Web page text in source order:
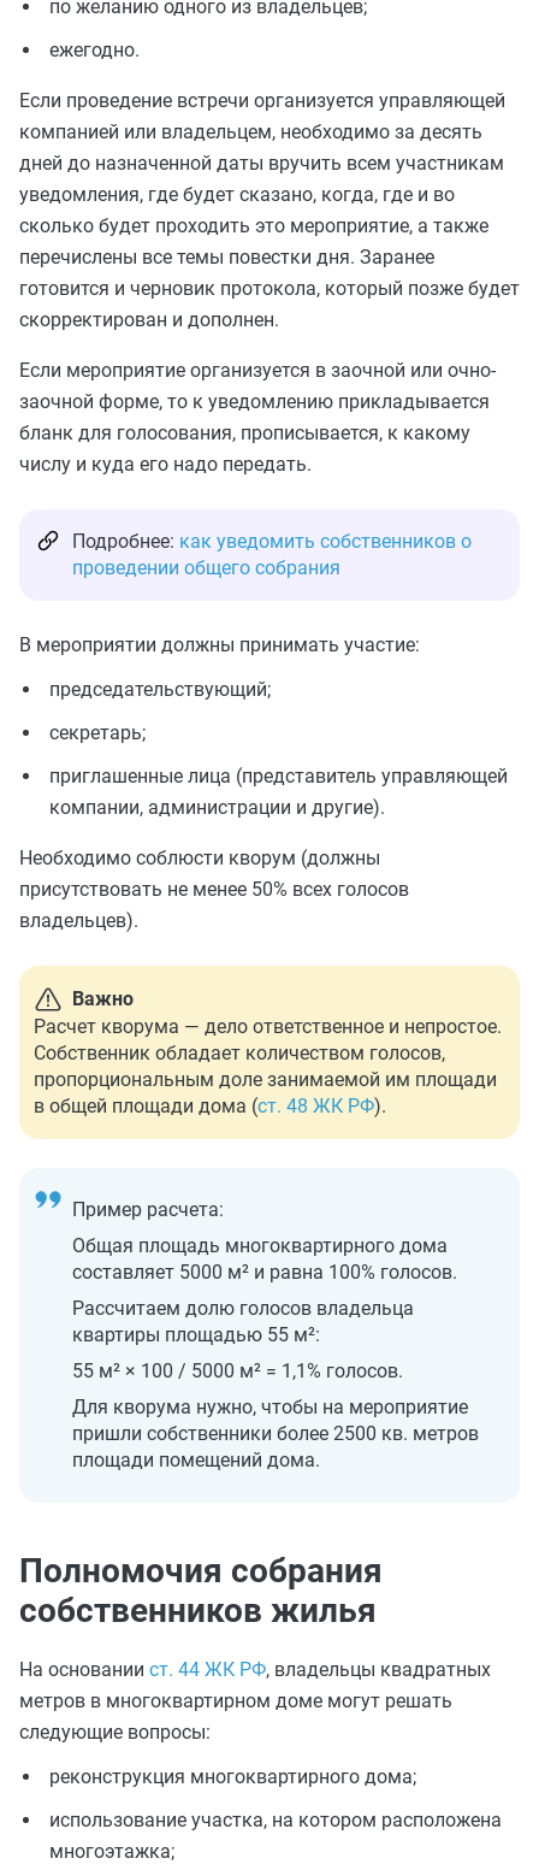
по желанию одного из владельцев;
ежегодно.
Если проведение встречи организуется управляющей
компанией или владельцем, необходимо за десять
дней до назначенной даты вручить всем участникам
уведомления, где будет сказано, когда, где и во
сколько будет проходить это мероприятие, а также
перечислены все темы повестки дня. Заранее
готовится и черновик протокола, который позже будет
скорректирован и дополнен.
Если мероприятие организуется в заочной или очно-
заочной форме, то к уведомлению прикладывается
бланк для голосования, прописывается, к какому
числу и куда его надо передать.
Подробнее: как уведомить собственников о
проведении общего собрания
В мероприятии должны принимать участие:
председательствующий;
секретарь;
приглашенные лица (представитель управляющей
компании, администрации и другие).
Необходимо соблюсти кворум (должны
присутствовать не менее 50% всех голосов
владельцев).
Важно
Расчет кворума — дело ответственное и непростое.
Собственник обладает количеством голосов,
пропорциональным доле занимаемой им площади
в общей площади дома (ст. 48 ЖК РФ).
Пример расчета:
Общая площадь многоквартирного дома
составляет 5000 м² и равна 100% голосов.
Рассчитаем долю голосов владельца
квартиры площадью 55 м²:
55 м² × 100 / 5000 м² = 1,1% голосов.
Для кворума нужно, чтобы на мероприятие
пришли собственники более 2500 кв. метров
площади помещений дома.
Полномочия собрания
собственников жилья
На основании ст. 44 ЖК РФ, владельцы квадратных
метров в многоквартирном доме могут решать
следующие вопросы:
реконструкция многоквартирного дома;
использование участка, на котором расположена
многоэтажка;